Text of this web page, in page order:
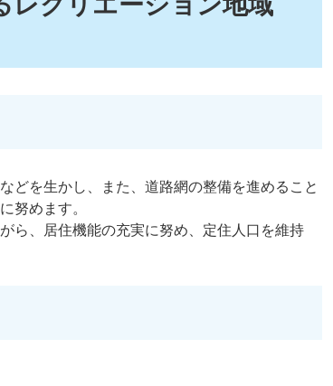
どを生かし、また、道路網の整備を進めること
努めます。
ら、居住機能の充実に努め、定住人口を維持